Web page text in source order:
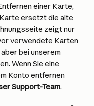
einer Karte,
ersetzt die alte
zeigt nur
verwendete Karten
bei unserem
Wenn Sie eine
Konto entfernen
Support-Team.